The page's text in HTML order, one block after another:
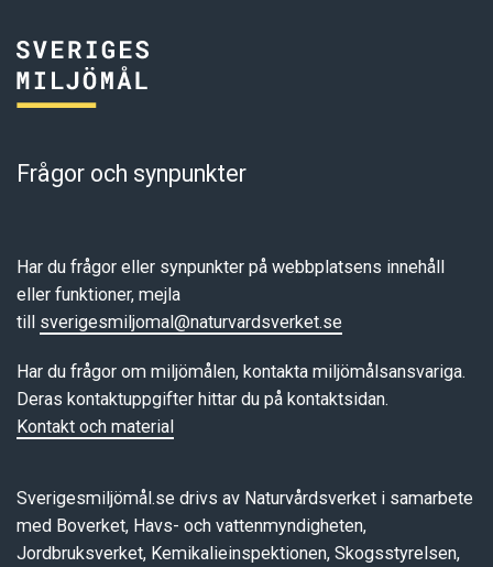
Frågor och synpunkter
Har du frågor eller synpunkter på webbplatsens innehåll
eller funktioner, mejla
till sverigesmiljomal@naturvardsverket.se
Har du frågor om miljömålen, kontakta miljömålsansvariga.
Deras kontaktuppgifter hittar du på kontaktsidan.
Kontakt och material
Sverigesmiljömål.se drivs av Naturvårdsverket i samarbete
med Boverket, Havs- och vattenmyndigheten,
Jordbruksverket, Kemikalieinspektionen, Skogsstyrelsen,